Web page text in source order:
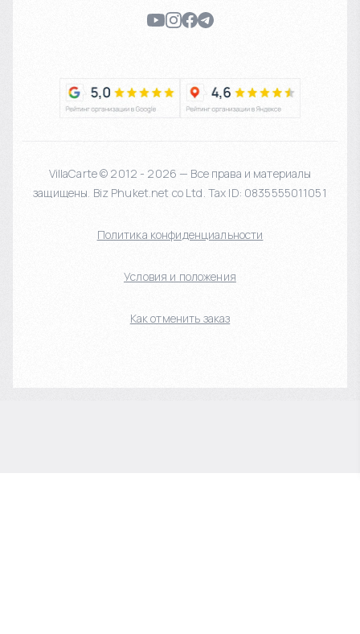
VillaCarte © 2012 - 2026 — Все права и материалы
защищены. Biz Phuket.net co Ltd. Tax ID: 0835555011051
Политика конфиденциальности
Условия и положения
Как отменить заказ